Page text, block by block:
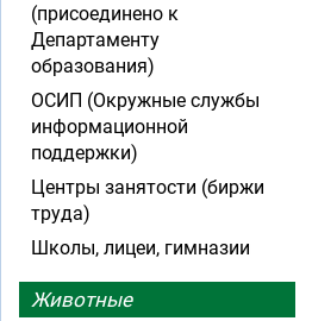
(присоединено к
Департаменту
образования)
ОСИП (Окружные службы
информационной
поддержки)
Центры занятости (биржи
труда)
Школы, лицеи, гимназии
Животные